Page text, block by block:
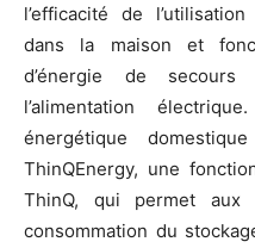
l’efficacité de
dans la maison et
d’énergie de
l’alimentation
énergétique
ThinQEnergy, une
ThinQ, qui permet aux
consommation du